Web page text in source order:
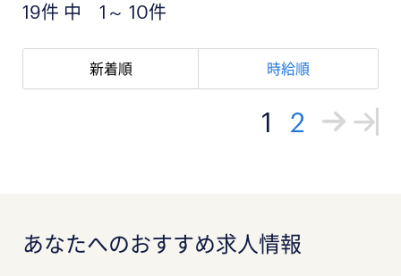
19件 中 1～ 10件
新着順 時給順
1 2
あなたへのおすすめ求人情報